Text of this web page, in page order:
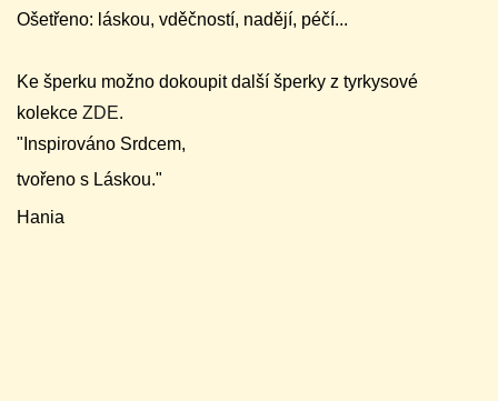
Ošetřeno: láskou, vděčností, nadějí, péčí...
Ke šperku možno dokoupit další šperky z tyrkysové
kolekce ZDE.
"Inspirováno Srdcem,
tvořeno s Láskou."
Hania